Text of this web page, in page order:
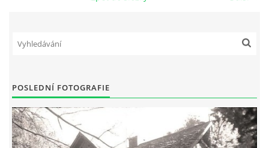
--------------------------------------------------------------
Tento projekt je realizován za finanční podpory
města Domažlice.
POSLEDNÍ FOTOGRAFIE